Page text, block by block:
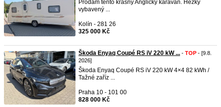
Prodám tento krásný Anglický karavan. Hezky
vybavený ...
Kolín - 281 26
325 000 Kč
Škoda Enyaq Coupé RS iV 220 kW ... - TOP - [9.8.
2026]
Škoda Enyaq Coupé RS iV 220 kW 4×4 82 kWh /
Tažné zaříz ...
Praha 10 - 101 00
828 000 Kč